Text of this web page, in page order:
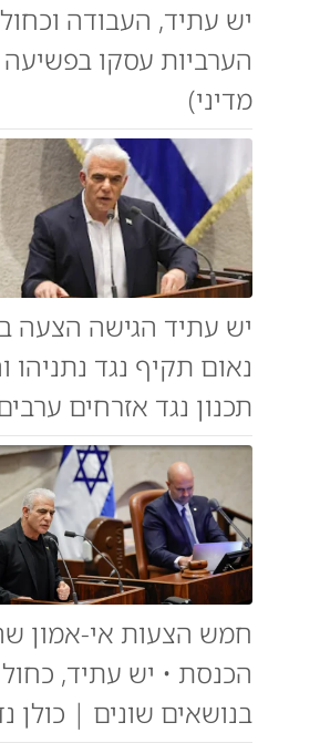
יש עתיד, העבודה
הערביות עסקו בפשיעה
מדיני)
יש עתיד הגישה הצעה
נאום תקיף נגד
תכנון נגד אזרחים
חמש הצעות אי-אמון
הכנסת • יש עתיד,
בנושאים שונים | כולן